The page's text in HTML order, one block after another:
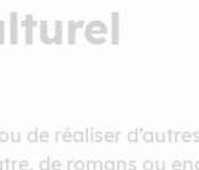
de réaliser
de romans ou